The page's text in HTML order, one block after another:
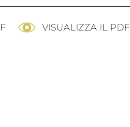
VISUALIZZA IL PDF